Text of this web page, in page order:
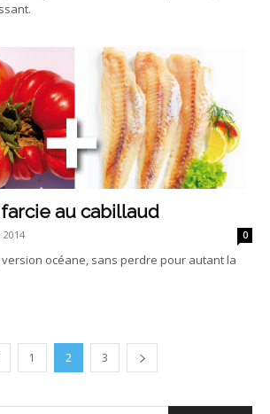
au cabillaud
2014 0
océane, sans perdre pour autant la
1 2 3